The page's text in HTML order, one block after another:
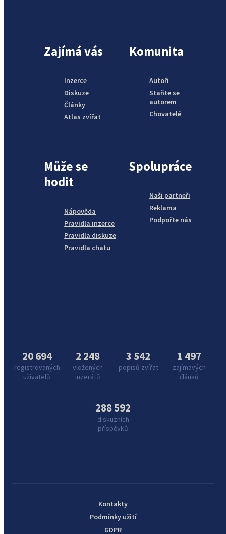
Zajímá vás
Inzerce
Diskuze
Články
Atlas zvířat
Komunita
Autoři
Staňte se
autorem
Chovatelé
Může se
hodit
Nápověda
Pravidla inzerce
Pravidla diskuze
Pravidla chatu
Spolupráce
Naši partneři
Reklama
Podpořte nás
20 694
registrovaných
uživatelů
2 248
vložených
inzerátů
3 542
popisů zvířat
1 497
zajímavých
článků
288 592
diskuzních
příspěvků
Kontakty
Podmínky užití
GDPR